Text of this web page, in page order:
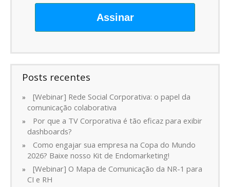
Assinar
Posts recentes
[Webinar] Rede Social Corporativa: o papel da
comunicação colaborativa
Por que a TV Corporativa é tão eficaz para exibir
dashboards?
Como engajar sua empresa na Copa do Mundo
2026? Baixe nosso Kit de Endomarketing!
[Webinar] O Mapa de Comunicação da NR-1 para
CI e RH